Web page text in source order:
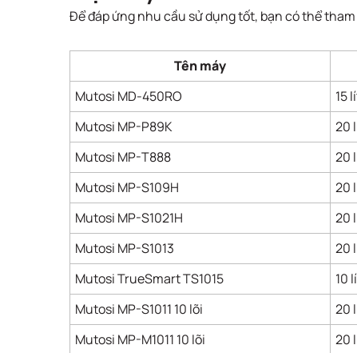
Để đáp ứng nhu cầu sử dụng tốt, bạn có thể
Tên máy
Mutosi MD-450RO
15
Mutosi MP-P89K
20
Mutosi MP-T888
20
Mutosi MP-S109H
20
Mutosi MP-S1021H
20
Mutosi MP-S1013
20
Mutosi TrueSmart TS1015
10
Mutosi MP-S1011 10 lõi
20
Mutosi MP-M1011 10 lõi
20